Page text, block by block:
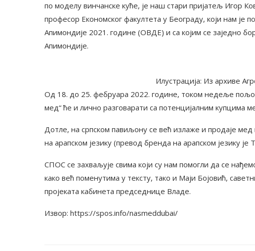
по моделу винчанске куће, је наш стари пријатељ Игор
професор Економског факултета у Београду, који нам је
Апимондије 2021. године (ОВДЕ) и са којим се заједно
Апимондије.
Илустрација: Из архиве
Од 18. до 25. фебруара 2022. године, током недеље
мед“ ће и лично разговарати са потенцијалним купцима
Дотле, на српском павиљону се већ излаже и продаје
на арапском језику (превод бренда на арапском језику
СПОС се захваљује свима који су нам помогли да се
како већ поменутима у тексту, тако и Маји Бојовић,
пројеката кабинета председнице Владе.
Извор: https://spos.info/nasmeddubai/